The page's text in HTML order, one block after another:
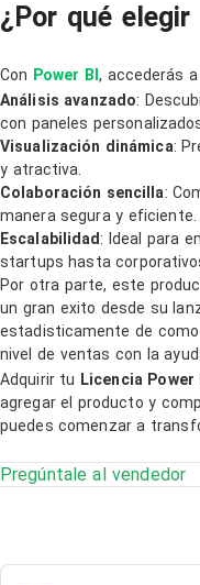
¿Por qué elegir
Con Power BI, accederás
Análisis avanzado:
con paneles
Visualización dinámica:
y atractiva.
Colaboración sencilla:
manera segura y eficiente.
Escalabilidad : Ideal para
startups hasta
Por otra parte, este
un gran exito desde su
estadisticamente de
nivel de ventas con la
Adquirir tu Licencia Power
agregar el producto y
puedes comenzar a
Pregúntale al vendedor